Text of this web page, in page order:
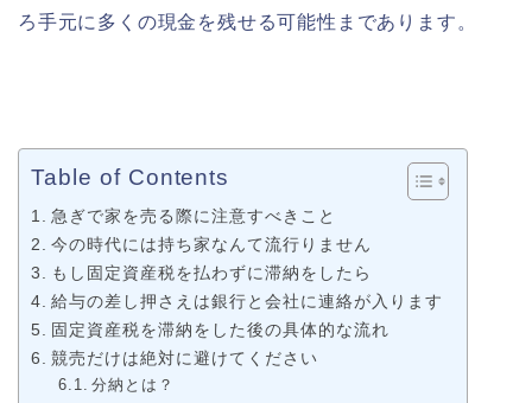
ろ手元に多くの現金を残せる可能性まであります。
Table of Contents
急ぎで家を売る際に注意すべきこと
今の時代には持ち家なんて流行りません
もし固定資産税を払わずに滞納をしたら
給与の差し押さえは銀行と会社に連絡が入ります
固定資産税を滞納をした後の具体的な流れ
競売だけは絶対に避けてください
分納とは？